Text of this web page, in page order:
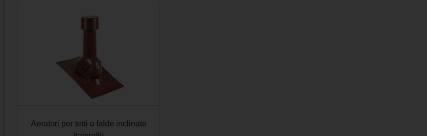
Aeratori per tetti a falde inclinate